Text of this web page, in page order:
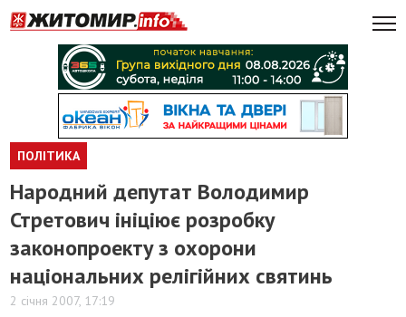
ПОЛІТИКА
Народний депутат Володимир
Стретович ініціює розробку
законопроекту з охорони
національних релігійних святинь
2 січня 2007, 17:19